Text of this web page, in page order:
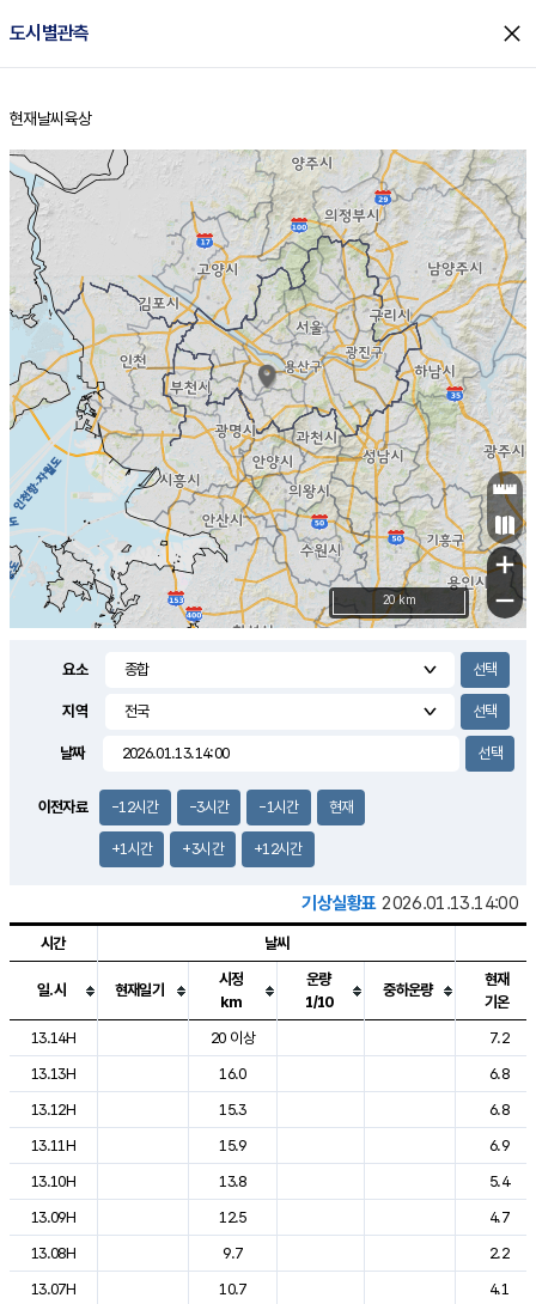
도시별관측 close
홈
현재날씨 육상
+
−
20 km
요소
지역
날짜
이전자료 -12시간 -3시간 -1시간 현재
+1시간 +3시간 +12시간
기상실황표 2026.01.13.14:00
도시별 기상실황표로 지점, 날씨, 기온, 강수, 바람, 기압등을 안내한 표입
시간 날씨
일.시 현재일기
시정
km
운량
1/10
중하운량
현재
기온
13.14H
20 이상
7.2
13.13H
16.0
6.8
13.12H
15.3
6.8
13.11H
15.9
6.9
13.10H
13.8
5.4
13.09H
12.5
4.7
13.08H
9.7
2.2
13.07H
10.7
4.1